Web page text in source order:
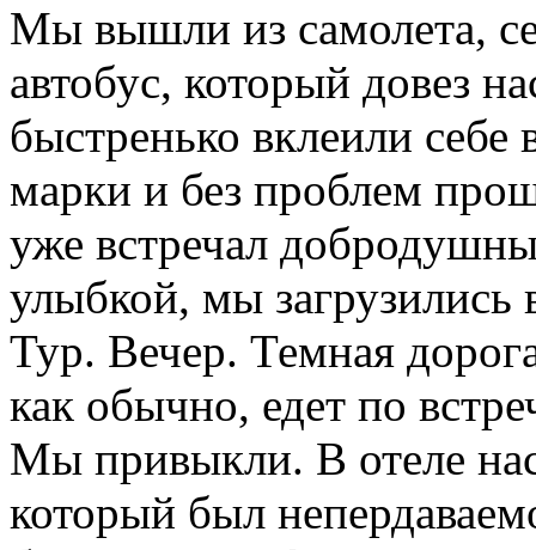
Мы вышли из самолета,
автобус, который довез
быстренько вклеили себе
марки и без проблем
уже встречал
улыбкой, мы
Тур. Вечер. Темная
как обычно, едет по
Мы привыкли. В отеле
который был